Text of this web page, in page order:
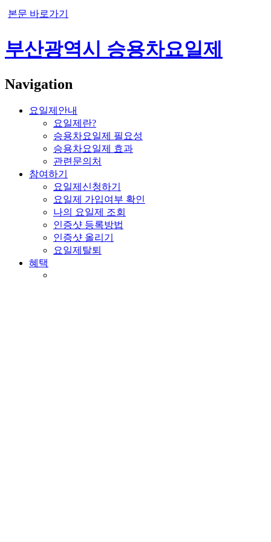
본문 바로가기
부산광역시 승용차요일제
Navigation
요일제안내
요일제란?
승용차요일제 필요성
승용차요일제 효과
관련문의처
참여하기
요일제신청하기
요일제 가입여부 확인
나의 요일제 조회
인증샷 등록방법
인증샷 올리기
요일제탈퇴
혜택